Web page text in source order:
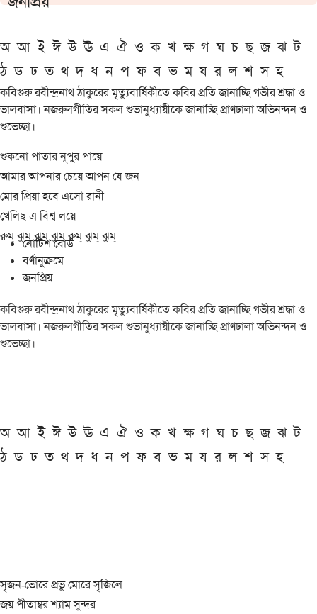
অ আ ই ঈ উ ঊ এ ঐ ও ক খ ক্ষ গ ঘ চ ছ জ ঝ ট
ঠ ড ঢ ত থ দ ধ ন প ফ ব ভ ম য র ল শ স হ
কবিগুরু রবীন্দ্রনাথ ঠাকুরের মৃত্যুবার্ষিকীতে কবির প্রতি জানাচ্ছি গভীর শ্রদ্ধা ও
ভালবাসা। নজরুলগীতির সকল শুভানুধ্যায়ীকে জানাচ্ছি প্রাণঢালা অভিনন্দন ও
শুভেচ্ছা।
শুকনো পাতার নূপুর পায়ে
আমার আপনার চেয়ে আপন যে জন
মোর প্রিয়া হবে এসো রানী
খেলিছ এ বিশ্ব লয়ে
রুম্ ঝুম্ ঝুম্ ঝুম্ রুম্ ঝুম্ ঝুম্
নোটিশ বোর্ড
বর্ণানুক্রমে
জনপ্রিয়
কবিগুরু রবীন্দ্রনাথ ঠাকুরের মৃত্যুবার্ষিকীতে কবির প্রতি জানাচ্ছি গভীর শ্রদ্ধা ও
ভালবাসা। নজরুলগীতির সকল শুভানুধ্যায়ীকে জানাচ্ছি প্রাণঢালা অভিনন্দন ও
শুভেচ্ছা।
অ আ ই ঈ উ ঊ এ ঐ ও ক খ ক্ষ গ ঘ চ ছ জ ঝ ট
ঠ ড ঢ ত থ দ ধ ন প ফ ব ভ ম য র ল শ স হ
সৃজন-ভোরে প্রভু মোরে সৃজিলে
জয় পীতাম্বর শ্যাম সুন্দর